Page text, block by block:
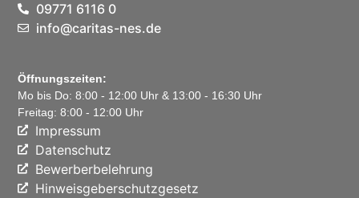
09771 6116 0
info@caritas-nes.de
Öffnungszeiten:
Mo bis Do: 8:00 - 12:00 Uhr & 13:00 - 16:30 Uhr
Freitag: 8:00 - 12:00 Uhr
Impressum
Datenschutz
Bewerberbelehrung
Hinweisgeberschutzgesetz